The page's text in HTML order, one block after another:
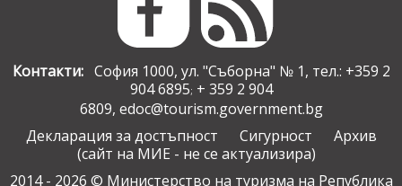
Контакти:София 1000, ул. "Съборна" № 1, тел.: +359 2
904 6895; + 359 2 904
6809, edoc@tourism.government.bg
Декларация за достъпност
Сигурност
Архив
(сайт на МИЕ - не се актуализира)
2014 - 2026 © Министерство на туризма на Република